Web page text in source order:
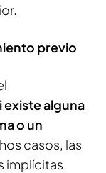
previo
existe alguna
o un
casos, las
implícitas